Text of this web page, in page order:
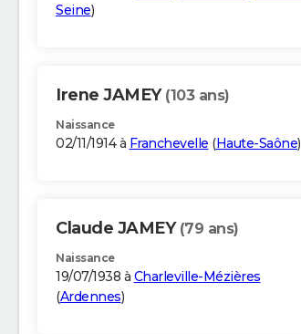
Seine)
Irene JAMEY (103 ans)
Naissance
02/11/1914 à Franchevelle (Haute-Saône)
Claude JAMEY (79 ans)
Naissance
19/07/1938 à Charleville-Mézières
(Ardennes)